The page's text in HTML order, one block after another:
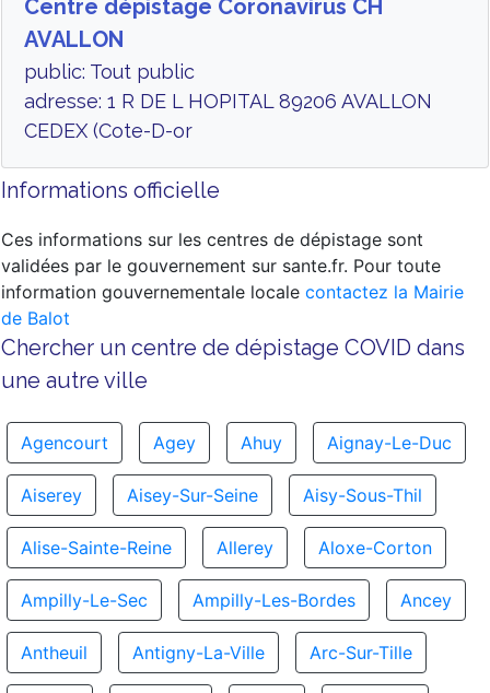
Centre dépistage Coronavirus CH
AVALLON
public: Tout public
adresse: 1 R DE L HOPITAL 89206 AVALLON
CEDEX (Cote-D-or
Informations officielle
Ces informations sur les centres de dépistage sont
validées par le gouvernement sur sante.fr. Pour toute
information gouvernementale locale contactez la Mairie
de Balot
Chercher un centre de dépistage COVID dans
une autre ville
Agencourt Agey Ahuy Aignay-Le-Duc
Aiserey Aisey-Sur-Seine Aisy-Sous-Thil
Alise-Sainte-Reine Allerey Aloxe-Corton
Ampilly-Le-Sec Ampilly-Les-Bordes Ancey
Antheuil Antigny-La-Ville Arc-Sur-Tille